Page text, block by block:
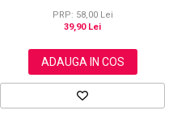
PRP: 58,00 Lei
39,90 Lei
ADAUGA IN COS